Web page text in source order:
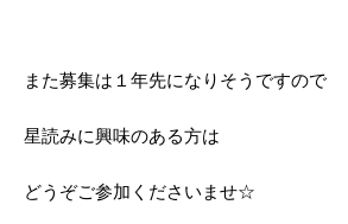
また募集は１年先になりそうですので
星読みに興味のある方は
どうぞご参加くださいませ☆